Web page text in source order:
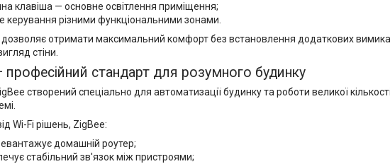
клавіша — основне освітлення приміщення;
керування різними функціональними зонами.
отримати максимальний комфорт без встановлення додаткових
стіни.
професійний стандарт для розумного будинку
створений спеціально для автоматизації будинку та роботи великої
Wi-Fi рішень, ZigBee:
домашній роутер;
стабільний зв'язок між пристроями;